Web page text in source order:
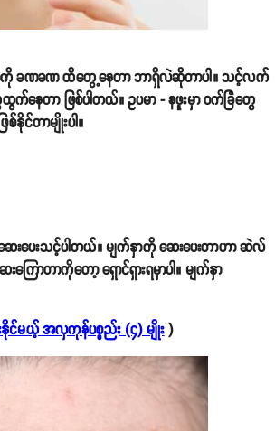
ရာကို ခဏခဏ ထိတွေ့နေတာ ဘာရှိလဲဆိုတာပါ။ သင့်လက်
ေတာ ဖြစ်ပါတယ်။ ဥပမာ - နဖူးမှာ ဝက်ခြံတွေ
င်တာမျိုးပါ။
ေးပေးသင့်ပါတယ်။ မျက်နှာကို ဆေးပေးတာဟာ ဆဲလ်
ာတာကိုတော့ ရှောင်ရှားရမှာပါ။ မျက်နှာ
င်မယ့် အလှကုန်ပစ္စည်း (၄) မျိုး)